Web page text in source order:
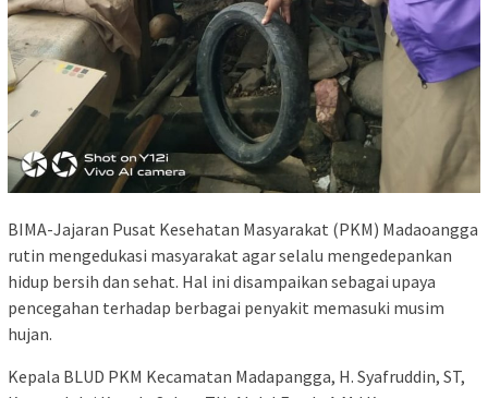
BIMA-Jajaran Pusat Kesehatan Masyarakat (PKM) Madaoangga
rutin mengedukasi masyarakat agar selalu mengedepankan
hidup bersih dan sehat. Hal ini disampaikan sebagai upaya
pencegahan terhadap berbagai penyakit memasuki musim
hujan.
Kepala BLUD PKM Kecamatan Madapangga, H. Syafruddin, ST,